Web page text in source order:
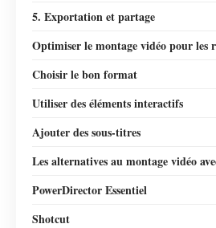
5. Exportation et partage
Optimiser le montage vidéo pour les
Choisir le bon format
Utiliser des éléments interactifs
Ajouter des sous-titres
Les alternatives au montage vidéo
PowerDirector Essentiel
Shotcut